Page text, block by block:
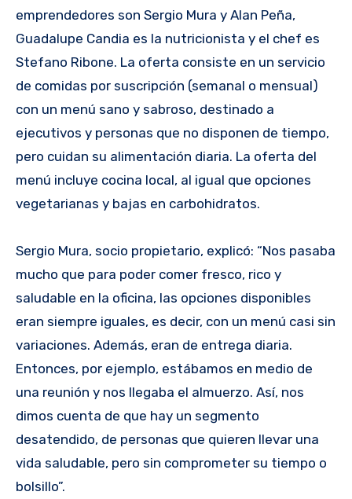
emprendedores son Sergio Mura y Alan Peña,
Guadalupe Candia es la nutricionista y el chef es
Stefano Ribone. La oferta consiste en un servicio
de comidas por suscripción (semanal o mensual)
con un menú sano y sabroso, destinado a
ejecutivos y personas que no disponen de tiempo,
pero cuidan su alimentación diaria. La oferta del
menú incluye cocina local, al igual que opciones
vegetarianas y bajas en carbohidratos.
Sergio Mura, socio propietario, explicó: “Nos pasaba
mucho que para poder comer fresco, rico y
saludable en la oficina, las opciones disponibles
eran siempre iguales, es decir, con un menú casi sin
variaciones. Además, eran de entrega diaria.
Entonces, por ejemplo, estábamos en medio de
una reunión y nos llegaba el almuerzo. Así, nos
dimos cuenta de que hay un segmento
desatendido, de personas que quieren llevar una
vida saludable, pero sin comprometer su tiempo o
bolsillo”.